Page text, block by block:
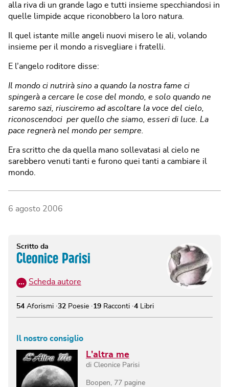
alla riva di un grande lago e tutti insieme specchiandosi in
quelle limpide acque riconobbero la loro natura.
Il quel istante mille angeli nuovi misero le ali, volando
insieme per il mondo a risvegliare i fratelli.
E l’angelo roditore disse:
Il mondo ci nutrirà sino a quando la nostra fame ci
spingerà a cercare le cose del mondo, e solo quando ne
saremo sazi, riusciremo ad ascoltare la voce del cielo,
riconoscendoci per quello che siamo, esseri di luce. La
pace regnerà nel mondo per sempre.
Era scritto che da quella mano sollevatasi al cielo ne
sarebbero venuti tanti e furono quei tanti a cambiare il
mondo.
6 agosto 2006
Scritto da
Cleonice Parisi
… Scheda autore
54 Aforismi 32 Poesie 19 Racconti 4 Libri
Il nostro consiglio
L'altra me
di Cleonice Parisi
Boopen 77 pagine